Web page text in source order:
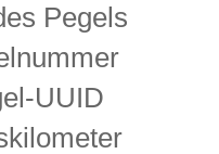
Pegels
UUID